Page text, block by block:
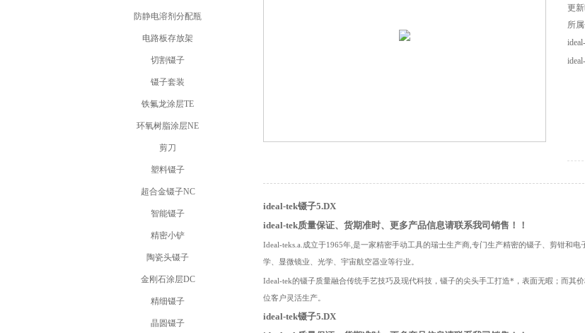
防静电溶剂分配瓶
电路板存放架
切割镊子
镊子套装
铁氟龙涂层TE
环氧树脂涂层NE
剪刀
塑料镊子
超合金镊子NC
智能镊子
精密小铲
陶瓷头镊子
金刚石涂层DC
精细镊子
晶圆镊子
更
所
ideal-tek镊子5.DX
ideal-tek质量保证、货期准时、更多产品信息请联系我司销售！！
Ideal-teks.a.成立于1965年,是一家精密手动工具的瑞士生产商,专门生产精密的镊子、剪钳和
学、显微镜业、光学、宇宙航空器业等行业。
Ideal-tek的镊子质量融合传统手艺技巧及现代科技，镊子的尖头手工打造*，表面无暇；而其
位客户灵活生产。
ideal-tek镊子5.DX